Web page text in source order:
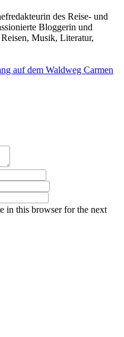
des Reise- und
Bloggerin und
Musik, Literatur,
auf dem Waldweg Carmen
in this browser for the next